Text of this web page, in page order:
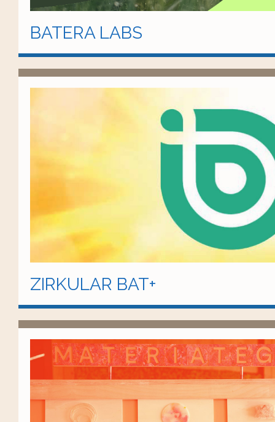
BATERA LABS
ZIRKULAR BAT+